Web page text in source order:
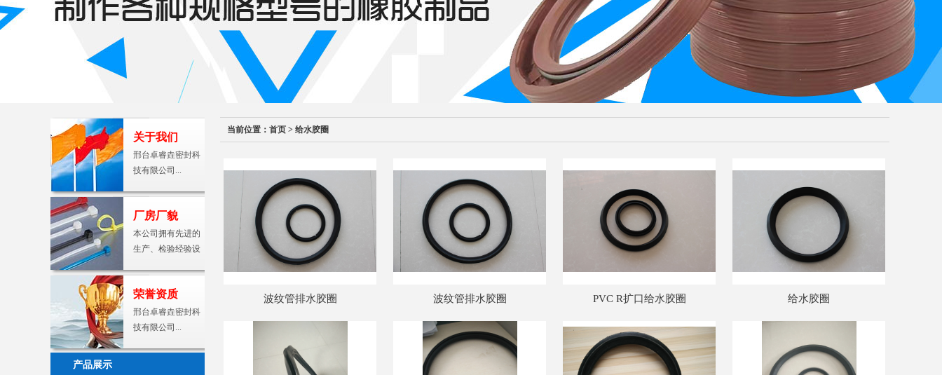
关于我们
邢台卓睿垚密封科
技有限公司...
厂房厂貌
本公司拥有先进的
生产、检验经验设
荣誉资质
邢台卓睿垚密封科
技有限公司...
产品展示
当前位置： 首页 > 给水胶圈
波纹管排水胶圈 波纹管排水胶圈 PVC R扩口给水胶圈 给水胶圈